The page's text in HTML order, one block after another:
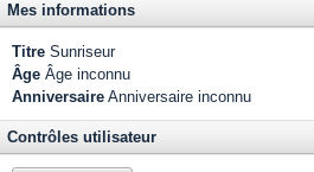
Mes informations
Titre Sunriseur
Âge Âge inconnu
Anniversaire Anniversaire inconnu
Contrôles utilisateur